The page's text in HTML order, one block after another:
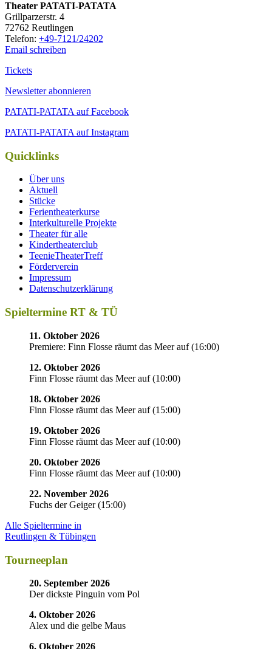
Thea­ter PATATI-PATATA
Grill­par­zer­str. 4
72762 Reutlingen
Tele­fon: +49-7121/24202
Email schreiben
Tickets
Newsletter abonnieren
PATATI-PATATA auf Facebook
PATATI-PATATA auf Instagram
Quicklinks
Über uns
Aktuell
Stücke
Ferientheaterkurse
Interkulturelle Projekte
Theater für alle
Kindertheaterclub
TeenieTheaterTreff
Förderverein
Impressum
Datenschutzerklärung
Spieltermine RT & TÜ
11. Oktober 2026
Premiere: Finn Flosse räumt das Meer auf(16:00)
12. Oktober 2026
Finn Flosse räumt das Meer auf(10:00)
18. Oktober 2026
Finn Flosse räumt das Meer auf(15:00)
19. Oktober 2026
Finn Flosse räumt das Meer auf(10:00)
20. Oktober 2026
Finn Flosse räumt das Meer auf(10:00)
22. November 2026
Fuchs der Geiger(15:00)
Alle Spieltermine in
Reutlingen & Tübingen
Tourneeplan
20. September 2026
Der dickste Pinguin vom Pol
4. Oktober 2026
Alex und die gelbe Maus
6. Oktober 2026